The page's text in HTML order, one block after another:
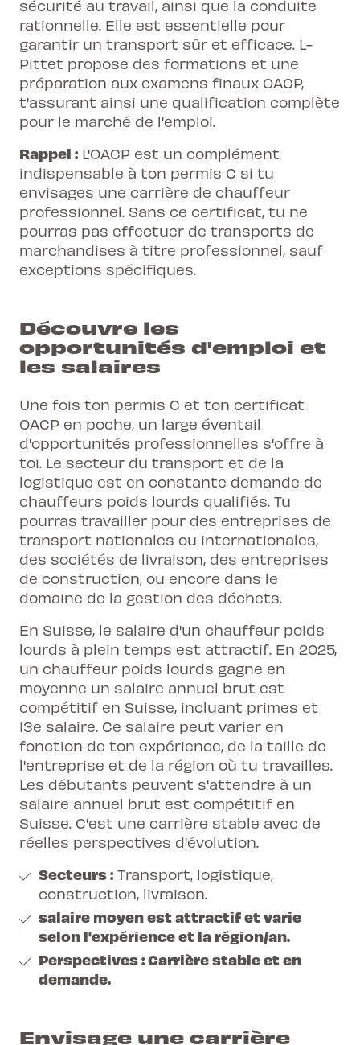
sécurité au travail, ainsi que la conduite
rationnelle. Elle est essentielle pour
garantir un transport sûr et efficace. L-
Pittet propose des formations et une
préparation aux examens finaux OACP,
t'assurant ainsi une qualification complète
pour le marché de l'emploi.
Rappel : L'OACP est un complément
indispensable à ton permis C si tu
envisages une carrière de chauffeur
professionnel. Sans ce certificat, tu ne
pourras pas effectuer de transports de
marchandises à titre professionnel, sauf
exceptions spécifiques.
Découvre les
opportunités d'emploi et
les salaires
Une fois ton permis C et ton certificat
OACP en poche, un large éventail
d'opportunités professionnelles s'offre à
toi. Le secteur du transport et de la
logistique est en constante demande de
chauffeurs poids lourds qualifiés. Tu
pourras travailler pour des entreprises de
transport nationales ou internationales,
des sociétés de livraison, des entreprises
de construction, ou encore dans le
domaine de la gestion des déchets.
En Suisse, le salaire d'un chauffeur poids
lourds à plein temps est attractif. En 2025,
un chauffeur poids lourds gagne en
moyenne un salaire annuel brut est
compétitif en Suisse, incluant primes et
13e salaire. Ce salaire peut varier en
fonction de ton expérience, de la taille de
l'entreprise et de la région où tu travailles.
Les débutants peuvent s'attendre à un
salaire annuel brut est compétitif en
Suisse. C'est une carrière stable avec de
réelles perspectives d'évolution.
Secteurs : Transport, logistique,
construction, livraison.
salaire moyen est attractif et varie
selon l'expérience et la région/an.
Perspectives :Carrière stable et en
demande.
Envisage une carrière